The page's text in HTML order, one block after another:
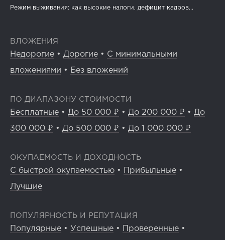
Режим выживания: как высокие налоги, дефицит кадров...
ВЛОЖЕНИЯ
Недорогие • Дорогие • С минимальными
вложениями • Без вложений
ПО ДИАПАЗОНУ СТОИМОСТИ
Бесплатные • До 50 000 ₽ • До 200 000 ₽ • До
300 000 ₽ • До 500 000 ₽ • До 1 000 000 ₽
ОКУПАЕМОСТЬ И ДОХОДНОСТЬ
С быстрой окупаемостью • Прибыльные •
Лучшие
ПОПУЛЯРНОСТЬ И РЕПУТАЦИЯ
Популярные • Успешные • Проверенные •